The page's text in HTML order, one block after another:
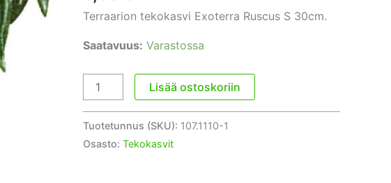
Terraarion tekokasvi Exoterra Ruscus S 30cm.
Saatavuus: Varastossa
Terraarion
tekokasvi
Exoterra
Ruscus
Lisää ostoskoriin
Tuotetunnus (SKU): 107.1110-1
Osasto: Tekokasvit